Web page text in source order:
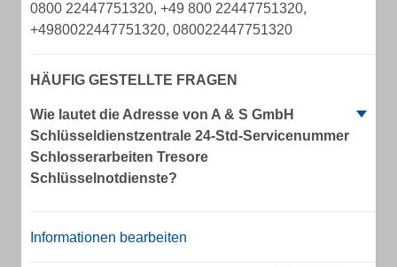
0800 22447751320, +49 800 22447751320,
+4980022447751320, 080022447751320
HÄUFIG GESTELLTE FRAGEN
Wie lautet die Adresse von A & S GmbH
Schlüsseldienstzentrale 24-Std-Servicenummer
Schlosserarbeiten Tresore
Schlüsselnotdienste?
Informationen bearbeiten